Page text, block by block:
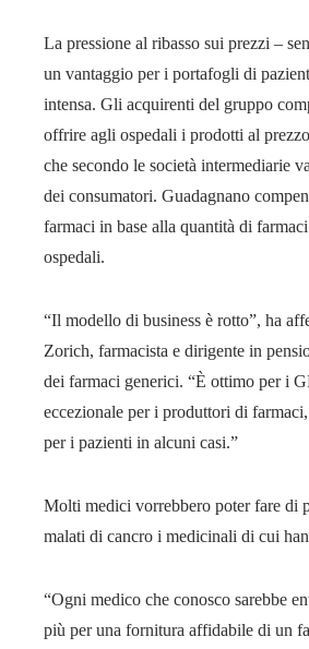
La pressione al ribasso sui prezzi –
un vantaggio per i portafogli di
intensa. Gli acquirenti del gruppo
offrire agli ospedali i prodotti al
che secondo le società intermediarie
dei consumatori. Guadagnano
farmaci in base alla quantità di
ospedali.
“Il modello di business è rotto”, ha
Zorich, farmacista e dirigente in
dei farmaci generici. “È ottimo per i
eccezionale per i produttori di
per i pazienti in alcuni casi.”
Molti medici vorrebbero poter fare di
malati di cancro i medicinali di cui
“Ogni medico che conosco sarebbe
più per una fornitura affidabile di un